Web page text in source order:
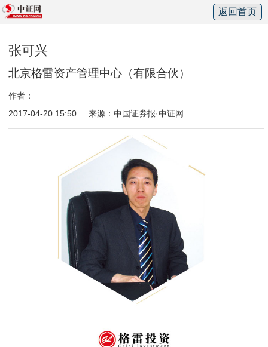
返回首页
张可兴
北京格雷资产管理中心（有限合伙）
作者：
2017-04-20 15:50
来源：中国证券报·中证网